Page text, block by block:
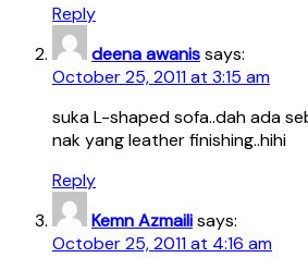
Reply
deena awanissays:
October 25, 2011 at 3:15 am
suka L-shaped sofa..dah ada
nak yang leather finishing..hihi
Reply
Kemn Azmailisays:
October 25, 2011 at 4:16 am